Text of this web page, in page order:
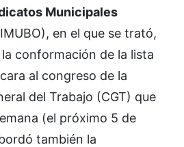
Municipales
en el que se trató,
conformación de la lista
al congreso de la
del Trabajo (CGT) que
(el próximo 5 de
también la